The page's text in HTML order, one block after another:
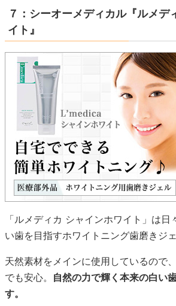
７：シーオーメディカル『ルメデ
イト』
「ルメディカ シャインホワイト」は日
い歯を目指すホワイトニング歯磨きジェ
天然素材をメインに使用しているので
でも安心。 自然の力で輝く本来の白い
す。